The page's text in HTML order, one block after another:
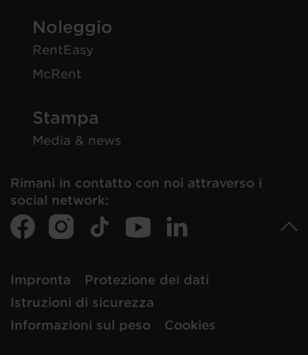
Noleggio
RentEasy
McRent
Stampa
Media & news
Rimani in contatto con noi attraverso i
social network:
Impronta
Protezione dei dati
Istruzioni di sicurezza
Informazioni sul peso
Cookies